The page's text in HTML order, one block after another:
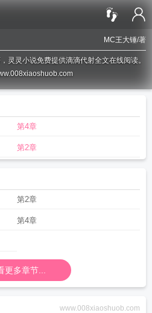
MC王大锤/著
灵灵小说免费提供滴滴代射全文在线阅读。
第4章
第2章
第2章
第4章
更多章节...
www.008xiaoshuob.com